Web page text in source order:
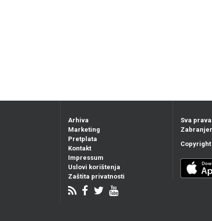
Arhiva
Marketing
Pretplata
Kontakt
Impressum
Uslovi korištenja
Zaštita privatnosti
Sva